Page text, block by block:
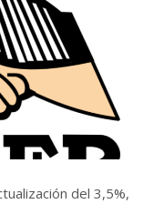
del 3,5%,